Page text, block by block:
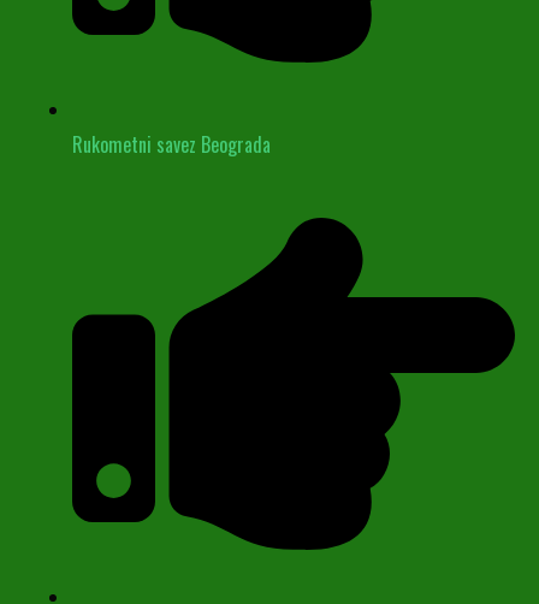
Rukometni savez Beograda